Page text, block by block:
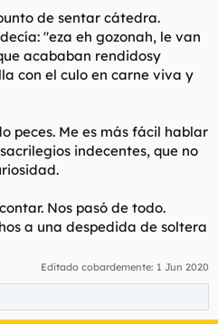
de sentar cátedra.
"eza eh gozonah, le van
acababan rendidosy
con el culo en carne viva y
peces. Me es más fácil hablar
indecentes, que no
Nos pasó de todo.
a una despedida de soltera
Editado cobardemente: 1 Jun 2020